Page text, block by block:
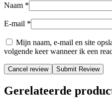
Naam *
E-mail *
Mijn naam, e-mail en site
volgende keer wanneer ik een
Cancel review
Gerelateerde